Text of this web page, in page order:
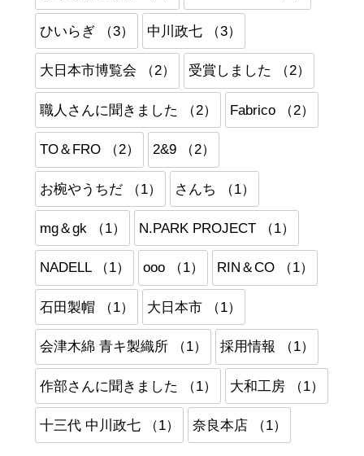
ひいらぎ （3） 中川政七 （3）
大日本市博覧会 （2） 受賞しました （2）
職人さんに聞きました （2） Fabrico （2）
TO＆FRO （2） 2&9 （2）
お椀やうちだ （1） さんち （1）
mg＆gk （1） N.PARK PROJECT （1）
NADELL （1） ooo （1） RIN＆CO （1）
石田製帽 （1） 大日本市 （1）
会津木綿 青キ製織所 （1） 採用情報 （1）
作部さんに聞きました （1） 大和工房 （1）
十三代 中川政七 （1） 奈良本店 （1）